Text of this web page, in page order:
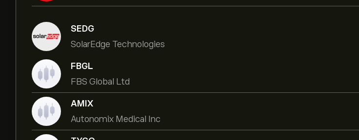
SEDG
SolarEdge Technologies
FBGL
FBS Global Ltd
AMIX
Autonomix Medical Inc